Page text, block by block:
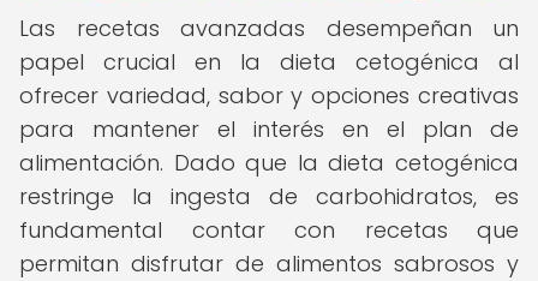
Las recetas avanzadas desempeñan un
papel crucial en la dieta cetogénica al
ofrecer variedad, sabor y opciones creativas
para mantener el interés en el plan de
alimentación. Dado que la dieta cetogénica
restringe la ingesta de carbohidratos, es
fundamental contar con recetas que
permitan disfrutar de alimentos sabrosos y